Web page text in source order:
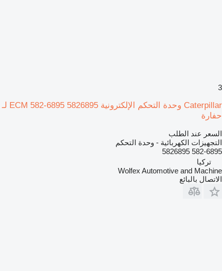
3
Caterpillar وحدة التحكم الإلكترونية ECM 582-6895 5826895 لـ
حفارة
السعر عند الطلب
التجهيزات الكهربائية - وحدة التحكم
582-6895 5826895
تركيا
Wolfex Automotive and Machine
الاتصال بالبائع